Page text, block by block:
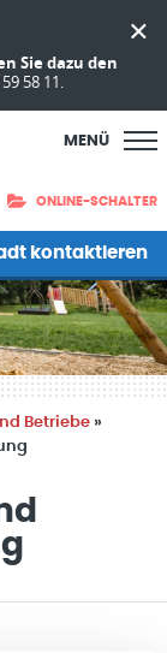
Sie dazu den
58 11.
MENÜ
ONLINE-SCHALTER
kontaktieren
Betriebe »